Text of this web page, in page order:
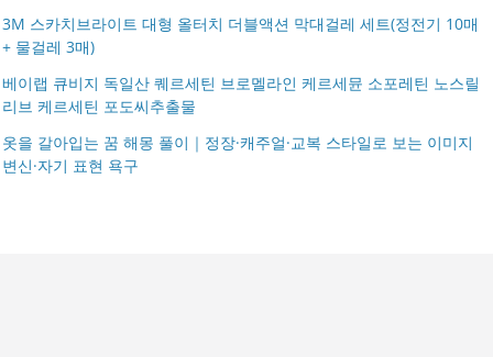
3M 스카치브라이트 대형 올터치 더블액션 막대걸레 세트(정전기 10매
+ 물걸레 3매)
베이랩 큐비지 독일산 퀘르세틴 브로멜라인 케르세뮨 소포레틴 노스릴
리브 케르세틴 포도씨추출물
옷을 갈아입는 꿈 해몽 풀이｜정장·캐주얼·교복 스타일로 보는 이미지
변신·자기 표현 욕구